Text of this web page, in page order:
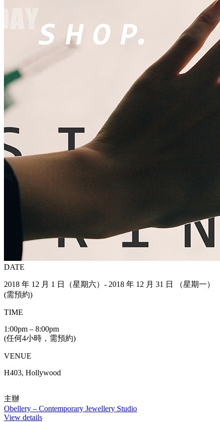
DATE
2018 年 12 月 1 日（星期六）- 2018 年 12 月 31 日 （星期一）
(需預約)
TIME
1:00pm – 8:00pm
(任何4小時，需預約)
VENUE
H403, Hollywood
主辦
Obellery – Contemporary Jewellery Studio
View details